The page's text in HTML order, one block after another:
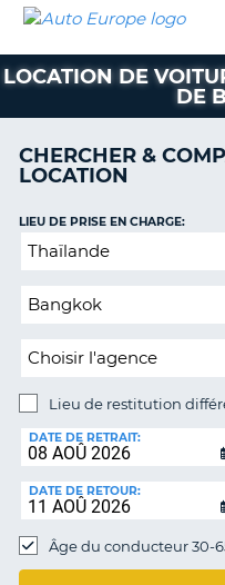
LOCATION
VOITURE
CAMPING-
CAR
AUTO
EUROPE
LOCATION
VOITURE
PARTENAIRES
CLIENT
MON
RÉSERVATION
FRANCE
LOCATION DE
DE
CHERCHER &
LOCATION
Lieu
restitution
différent
LIEU DE PRISE EN CHARGE:
Lieu de restitution
DE
RESTITUTION:
DATE DE RETRAIT:
DATE DE RETOUR:
Âge du conducteur 30-